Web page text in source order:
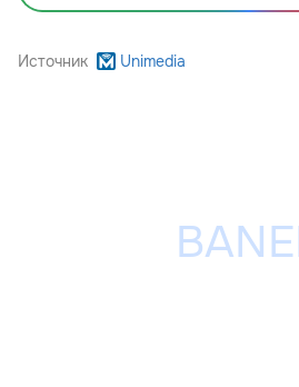
Источник Unimedia